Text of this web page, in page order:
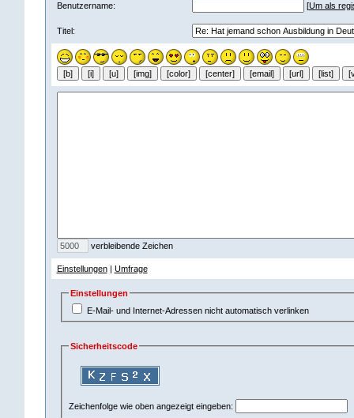
Benutzername: [Um als
Titel:
verbleibende Zeichen
Einstellungen| Umfrage
Einstellungen
E-Mail- und Internet-Adressen nicht automatisch verlinken
Sicherheitscode
Zeichenfolge wie oben angezeigt eingeben: